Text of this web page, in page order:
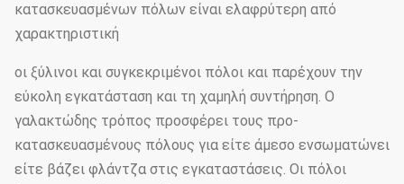
κατασκευασμένων πόλων είναι ελαφρύτερη από
χαρακτηριστική
οι ξύλινοι και συγκεκριμένοι πόλοι και παρέχουν την
εύκολη εγκατάσταση και τη χαμηλή συντήρηση. Ο
γαλακτώδης τρόπος προσφέρει τους προ-
κατασκευασμένους πόλους για είτε άμεσο ενσωματώνει
είτε βάζει φλάντζα στις εγκαταστάσεις. Οι πόλοι